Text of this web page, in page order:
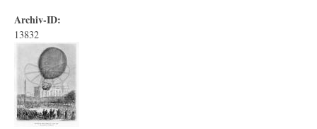
Archiv-ID:
13832